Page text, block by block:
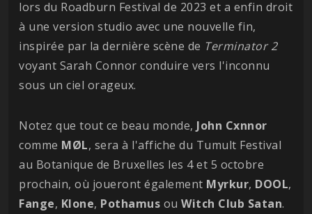
lors du Roadburn Festival de 2023 et a enfin droit
à une version studio avec une nouvelle fin,
inspirée par la dernière scène de Terminator 2
voyant Sarah Connor conduire vers l'inconnu
sous un ciel orageux.
Notez que tout ce beau monde, John Cxnnor
comme MØL, sera à l'affiche du Tumult Festival
au Botanique de Bruxelles les 4 et 5 octobre
prochain, où joueront également Myrkur, DOOL,
Fange, Klone, Pothamus ou Witch Club Satan.